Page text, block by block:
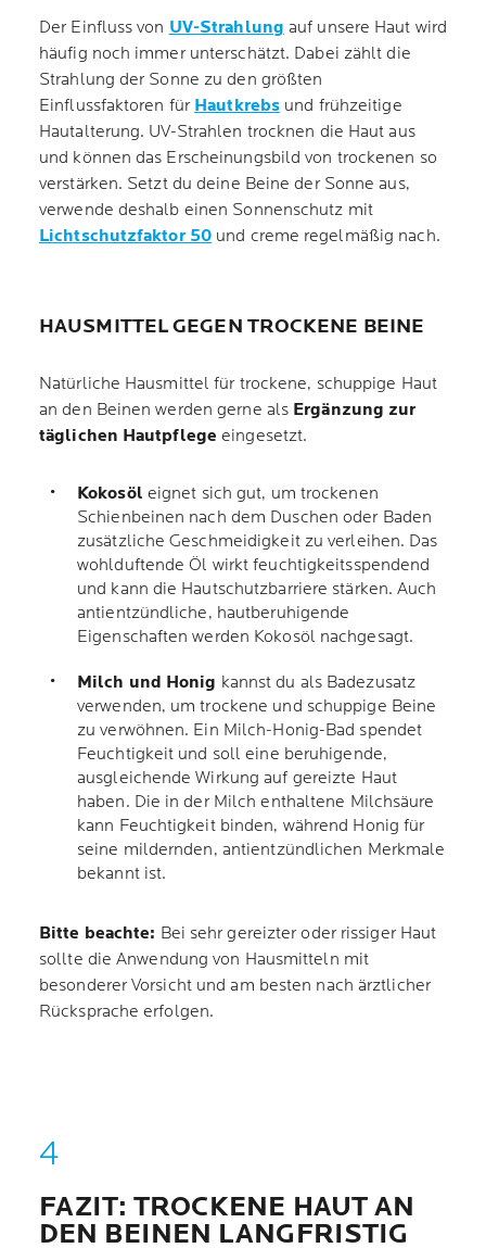
Der Einfluss von UV-Strahlung auf unsere Haut wird
häufig noch immer unterschätzt. Dabei zählt die
Strahlung der Sonne zu den größten
Einflussfaktoren für Hautkrebs und frühzeitige
Hautalterung. UV-Strahlen trocknen die Haut aus
und können das Erscheinungsbild von trockenen so
verstärken. Setzt du deine Beine der Sonne aus,
verwende deshalb einen Sonnenschutz mit
Lichtschutzfaktor 50 und creme regelmäßig nach.
HAUSMITTEL GEGEN TROCKENE BEINE
Natürliche Hausmittel für trockene, schuppige Haut
an den Beinen werden gerne als Ergänzung zur
täglichen Hautpflege eingesetzt.
Kokosöl eignet sich gut, um trockenen
Schienbeinen nach dem Duschen oder Baden
zusätzliche Geschmeidigkeit zu verleihen. Das
wohlduftende Öl wirkt feuchtigkeitsspendend
und kann die Hautschutzbarriere stärken. Auch
antientzündliche, hautberuhigende
Eigenschaften werden Kokosöl nachgesagt.
Milch und Honig kannst du als Badezusatz
verwenden, um trockene und schuppige Beine
zu verwöhnen. Ein Milch-Honig-Bad spendet
Feuchtigkeit und soll eine beruhigende,
ausgleichende Wirkung auf gereizte Haut
haben. Die in der Milch enthaltene Milchsäure
kann Feuchtigkeit binden, während Honig für
seine mildernden, antientzündlichen Merkmale
bekannt ist.
Bitte beachte: Bei sehr gereizter oder rissiger Haut
sollte die Anwendung von Hausmitteln mit
besonderer Vorsicht und am besten nach ärztlicher
Rücksprache erfolgen.
FAZIT: TROCKENE HAUT AN
DEN BEINEN LANGFRISTIG